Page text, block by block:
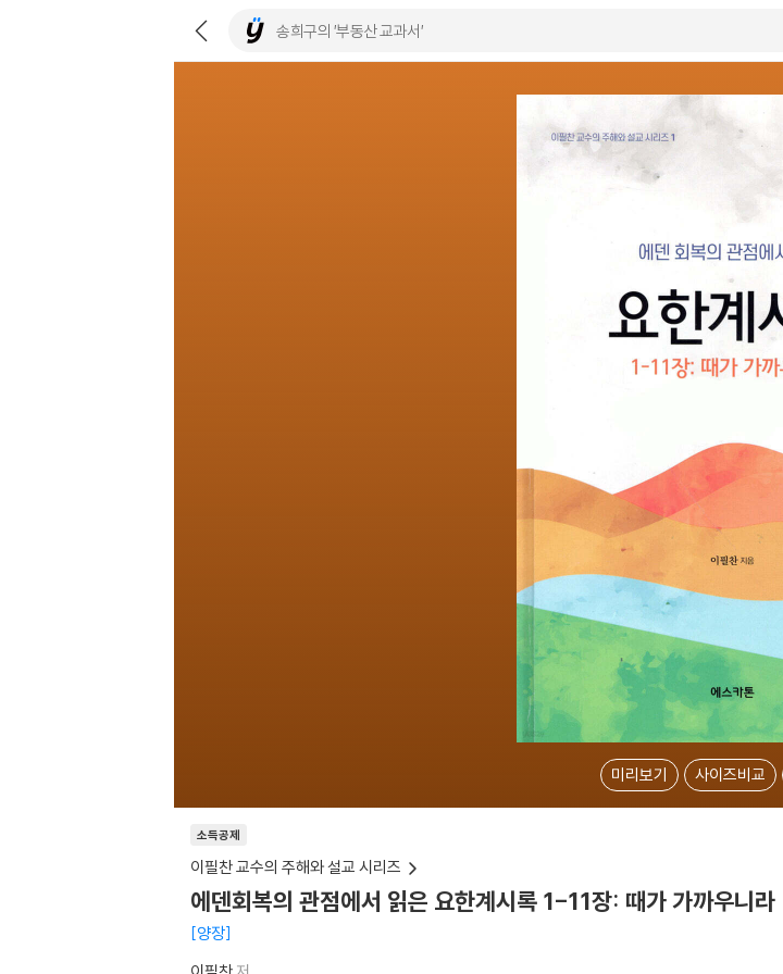
미리보기 사이즈비교
소득공제
이필찬 교수의 주해와 설교 시리즈
에덴회복의 관점에서 읽은 요한계시록 1-11장: 때가 가까우니라
양장